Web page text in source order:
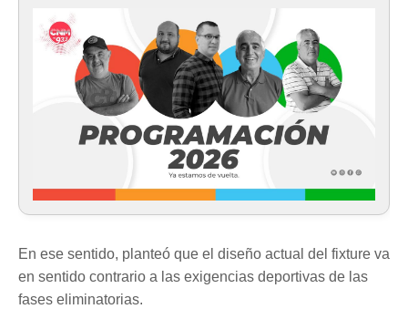
En ese sentido, planteó que el diseño actual del fixture va
en sentido contrario a las exigencias deportivas de las
fases eliminatorias.